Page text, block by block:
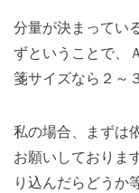
分量が決まってい
ずということで、
箋サイズなら２～
私の場合、まずは
お願いしておりま
り込んだらどうか